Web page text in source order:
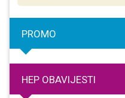
PROMO
HEP OBAVIJESTI